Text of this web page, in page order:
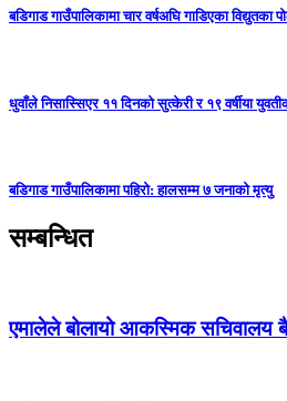
बडिगाड गाउँपालिकामा चार वर्षअघि गाडिएका
धुवाँले निसास्सिएर ११ दिनको सुत्केरी र १९ वर्षीया
बडिगाड गाउँपालिकामा पहिरो: हालसम्म ७ जनाको मृत्यु
सम्बन्धित
एमालेले बोलायो आकस्मिक सचिवालय